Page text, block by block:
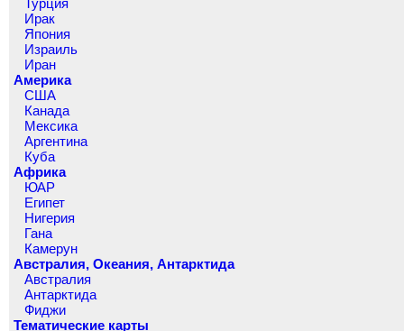
Турция
Ирак
Япония
Израиль
Иран
Америка
США
Канада
Мексика
Аргентина
Куба
Африка
ЮАР
Египет
Нигерия
Гана
Камерун
Австралия, Океания, Антарктида
Австралия
Антарктида
Фиджи
Тематические карты